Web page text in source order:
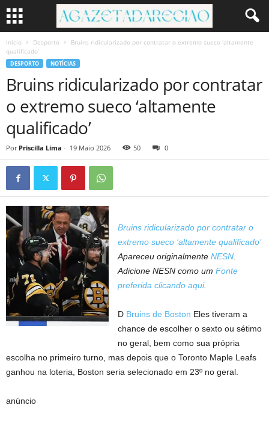
Início Desporto
Bruins ridicularizado por contratar o extremo sueco ‘altamente
qualificado’
DESPORTO NOTÍCIAS
Bruins ridicularizado por contratar
o extremo sueco ‘altamente
qualificado’
Por Priscilla Lima - 19 Maio 2026 50 0
Bruins ridicularizado por contratar o
extremo sueco ‘altamente qualificado’
Apareceu originalmenteNESN
Adicione NESN como umFonte
preferida clicando aqui.
D Bruins de Boston Eles tiveram a
chance de escolher o sexto ou sétimo
no geral, bem como sua própria
escolha no primeiro turno, mas depois que o Toronto Maple Leafs
ganhou na loteria, Boston seria selecionado em 23º no geral.
anúncio